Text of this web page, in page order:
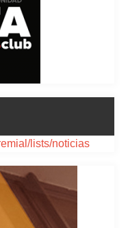
lists/noticias